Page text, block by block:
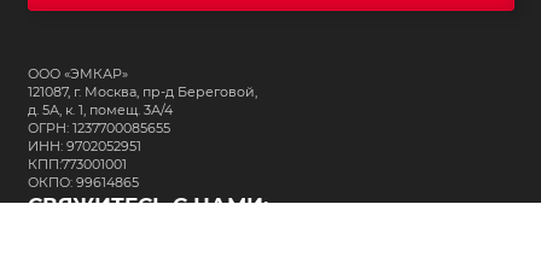
ООО «ЭМКАР»
121087, г. Москва, пр-д Береговой,
д. 5А, к. 1, помещ. 3А/4
ОГРН: 1237700085655
ИНН: 9702052951
КПП:773001001
ОКПО: 99614865
СВЯЖИТЕСЬ С НАМИ: